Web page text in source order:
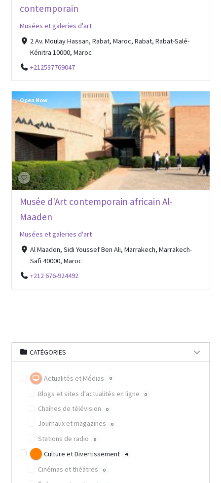
contemporain
Musées et galeries d'art
2 Av. Moulay Hassan, Rabat, Maroc, Rabat, Rabat-Salé-
Kénitra 10000, Maroc
+212537769047
Musée d'Art contemporain africain Al-
Maaden
Musées et galeries d'art
Al Maaden, Sidi Youssef Ben Ali, Marrakech, Marrakech-
Safi 40000, Maroc
+212 676-924492
Open Now
CATÉGORIES
Actualités et Médias 0
Blogs et sites d'actualités en ligne 0
Chaînes de télévision 0
Journaux et magazines 0
Stations de radio 0
Culture et Divertissement 4
Cinémas et théâtres 0